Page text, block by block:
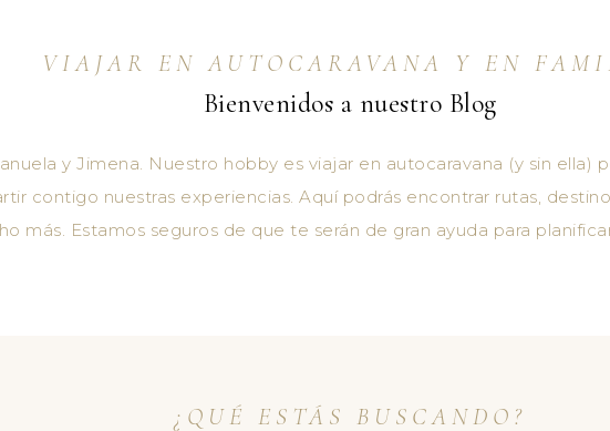
VIAJAR EN AUTOCARAVANA Y EN
Bienvenidos a nuestro Blog
y Jimena. Nuestro hobby es viajar en autocaravana (y sin ella)
contigo nuestras experiencias. Aquí podrás encontrar rutas,
más. Estamos seguros de que te serán de gran ayuda para
¿QUÉ ESTÁS BUSCANDO?